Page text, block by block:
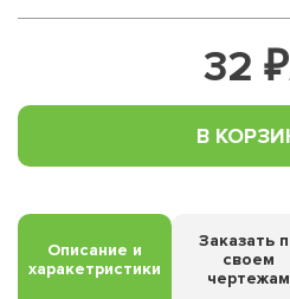
32 ₽
В
Описание и
харакетристики
Заказать
своем
чертежам